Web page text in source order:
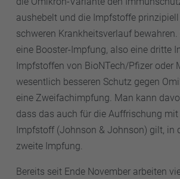
aushebelt und die Impfstoffe
schweren Krankheitsverlauf bewahren.
eine Booster-Impfung, also eine dritte
Impfstoffen von BioNTech/Pfizer oder
wesentlich besseren Schutz gegen
eine Zweifachimpfung. Man kann
dass das auch für die Auffrischung
Impfstoff (Johnson & Johnson) gilt, in
zweite Impfung.
Bereits seit Ende November arbeiten